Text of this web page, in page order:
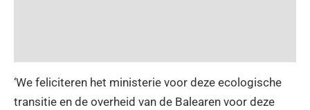
‘We feliciteren het ministerie voor deze ecologische
transitie en de overheid van de Balearen voor deze